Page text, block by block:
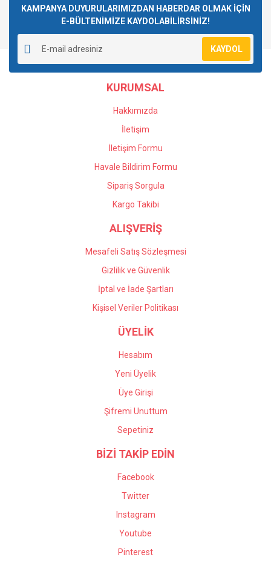
Yorum Yaz
Görüş ve önerileriniz için teşekkür ederiz.
Ürün resmi kalitesiz, bozuk veya görüntülenemiyor.
Ürün açıklamasında eksik bilgiler bulunuyor.
Ürün bilgilerinde hatalar bulunuyor.
Ürün fiyatı diğer sitelerden daha pahalı.
Gönder
KAMPANYA DUYURULARIMIZDAN HABERDAR OLMAK İÇİN
E-BÜLTENİMİZE KAYDOLABİLİRSİNİZ!
KAYDOL
KURUMSAL
Hakkımızda
İletişim
İletişim Formu
Havale Bildirim Formu
Sipariş Sorgula
Kargo Takibi
ALIŞVERİŞ
Mesafeli Satış Sözleşmesi
Gizlilik ve Güvenlik
İptal ve İade Şartları
Kişisel Veriler Politikası
ÜYELİK
Hesabım
Yeni Üyelik
Üye Girişi
Şifremi Unuttum
Sepetiniz
BİZİ TAKİP EDİN
Facebook
Twitter
Instagram
Youtube
Pinterest